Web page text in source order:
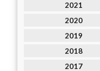
2021
2020
2019
2018
2017